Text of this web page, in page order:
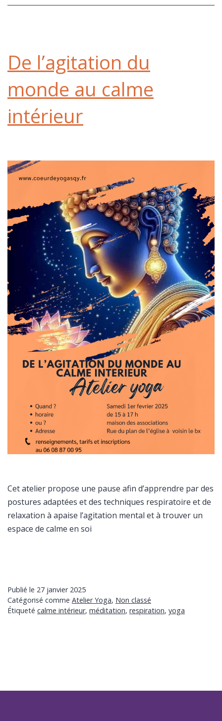
De l’agitation du
monde au calme
intérieur
Cet atelier propose une pause afin d’apprendre par des
postures adaptées et des techniques respiratoire et de
relaxation à apaise l’agitation mental et à trouver un
espace de calme en soi
Publié le 27 janvier 2025
Catégorisé comme Atelier Yoga, Non classé
Étiqueté calme intérieur, méditation, respiration, yoga